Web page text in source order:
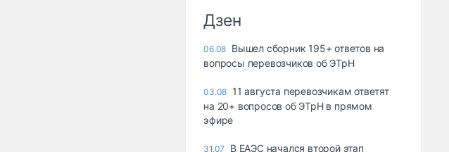
Дзен
06.08 Вышел сборник 195+ ответов на
вопросы перевозчиков об ЭТрН
03.08 11 августа перевозчикам ответят
на 20+ вопросов об ЭТрН в прямом
эфире
31.07
В ЕАЭС начался второй этап